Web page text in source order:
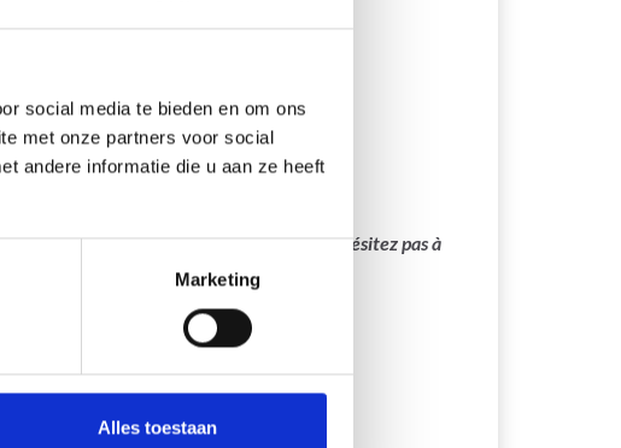
social media te bieden en om ons
met onze partners voor social
andere informatie die u aan ze heeft
Marketing
Alles toestaan
Alles toevoegen aan winkelwagen
humain sera bientôt disponible. N’hésitez pas à